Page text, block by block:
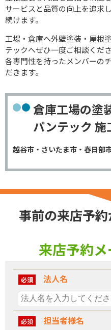
サービスと品質の向上を追求
続けます。
工場・倉庫へ外壁塗装・屋根
テックへぜひ一度ご相談くださ
各専門性を持ったメンバーの
だきます。
倉庫工場の塗
パンテック 施
越谷市・さいたま市・春日部
事前の来店予
来店予約
法人名
必須
担当者様名
必須